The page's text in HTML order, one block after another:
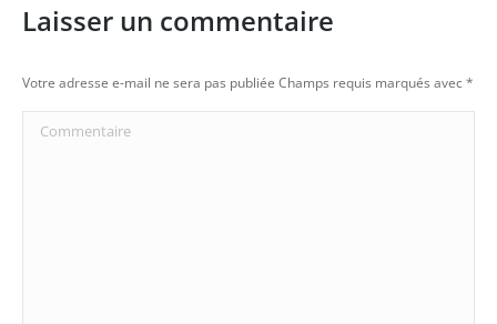
Laisser un commentaire
Votre adresse e-mail ne sera pas publiée Champs requis marqués avec*
Commentaire